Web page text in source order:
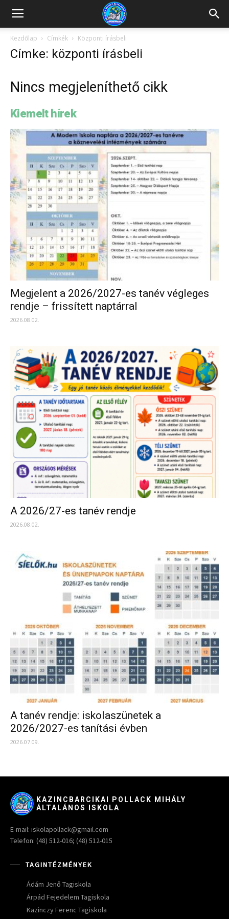
Kazincbarcikai
Pollack
Általános
Iskola
Kezdőlap Címkék Központi írásbeli
Címke: központi írásbeli
Nincs megjeleníthető cikk
Kiemelt hírek
Megjelent a 2026/2027-es tanév végleges
rendje – frissített naptárral
2026.08.02.
A 2026/27-es tanév rendje
2026.08.02.
A tanév rendje: iskolaszünetek a
2026/2027-es tanítási évben
2026.07.09.
KAZINCBARCIKAI POLLACK MIHÁLY
ÁLTALÁNOS ISKOLA
E-mail: iskolapollack@gmail.com
Telefon: (48) 512-016; (48) 512-015
TAGINTÉZMÉNYEK
Ádám Jenő Tagiskola
Árpád Fejedelem Tagiskola
Kazinczy Ferenc Tagiskola